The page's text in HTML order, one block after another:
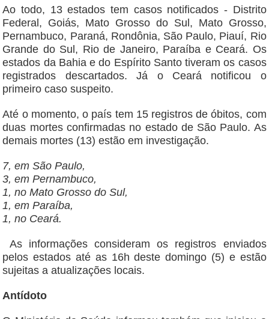
Ao todo, 13 estados tem casos notificados - Distrito
Federal, Goiás, Mato Grosso do Sul, Mato Grosso,
Pernambuco, Paraná, Rondônia, São Paulo, Piauí, Rio
Grande do Sul, Rio de Janeiro, Paraíba e Ceará. Os
estados da Bahia e do Espírito Santo tiveram os casos
registrados descartados. Já o Ceará notificou o
primeiro caso suspeito.
Até o momento, o país tem 15 registros de óbitos, com
duas mortes confirmadas no estado de São Paulo. As
demais mortes (13) estão em investigação.
7, em São Paulo,
3, em Pernambuco,
1, no Mato Grosso do Sul,
1, em Paraíba,
1, no Ceará.
As informações consideram os registros enviados
pelos estados até as 16h deste domingo (5) e estão
sujeitas a atualizações locais.
Antídoto